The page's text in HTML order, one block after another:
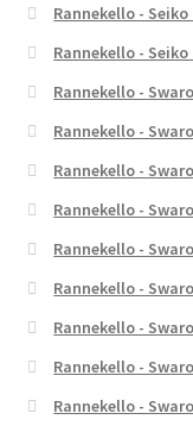
Rannekello -
Rannekello -
Rannekello -
Rannekello -
Rannekello -
Rannekello -
Rannekello -
Rannekello -
Rannekello -
Rannekello -
Rannekello -